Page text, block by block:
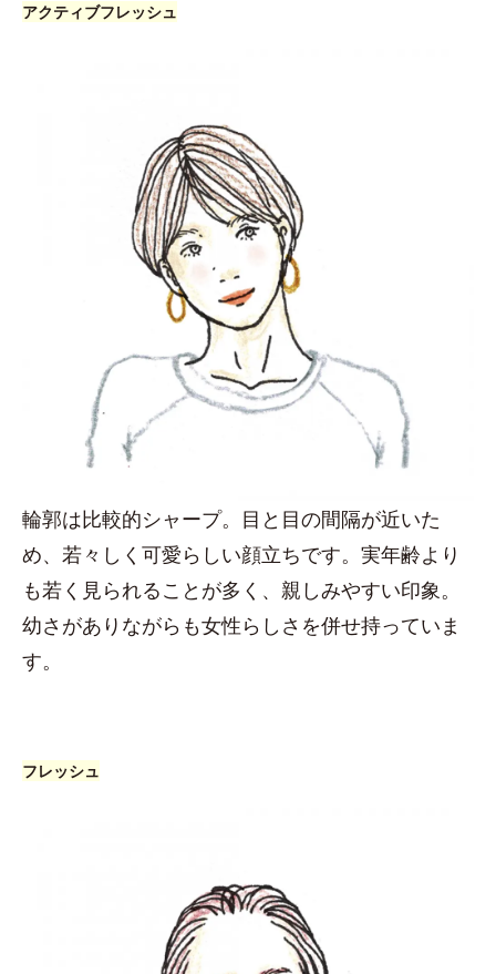
アクティブフレッシュ
輪郭は比較的シャープ。目と目の間隔が近いた
め、若々しく可愛らしい顔立ちです。実年齢より
も若く見られることが多く、親しみやすい印象。
幼さがありながらも女性らしさを併せ持っていま
す。
フレッシュ